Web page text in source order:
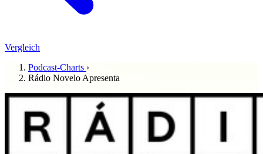
Vergleich
Podcast-Charts ›
Rádio Novelo Apresenta